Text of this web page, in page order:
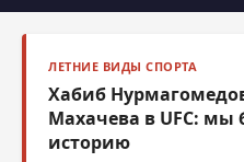
ЛЕТНИЕ ВИДЫ СПОРТА
Хабиб
Махачева в UFC: мы
историю